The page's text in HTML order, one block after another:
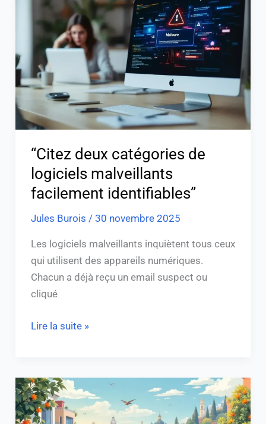
“Citez deux catégories de
logiciels malveillants
facilement identifiables”
Jules Burois / 30 novembre 2025
Les logiciels malveillants inquiètent tous ceux
qui utilisent des appareils numériques.
Chacun a déjà reçu un email suspect ou
cliqué
catégories
de
logiciels
malveillants
facilement
identifiables”
Lire la suite »
Changer
de
vie